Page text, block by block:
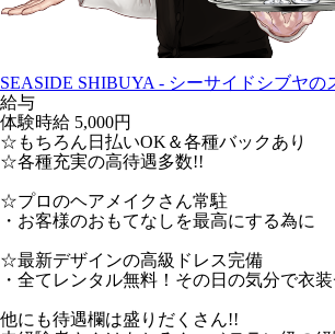
SEASIDE SHIBUYA - シーサイドシブヤの
給与
体験時給 5,000円
☆もちろん日払いOK＆各種バックあり
☆各種充実の高待遇多数!!
☆プロのヘアメイクさん常駐
・お客様のおもてなしを最高にする為に
☆最新デザインの高級ドレス完備
・全てレンタル無料！その日の気分で衣装
他にも待遇欄は盛りだくさん!!